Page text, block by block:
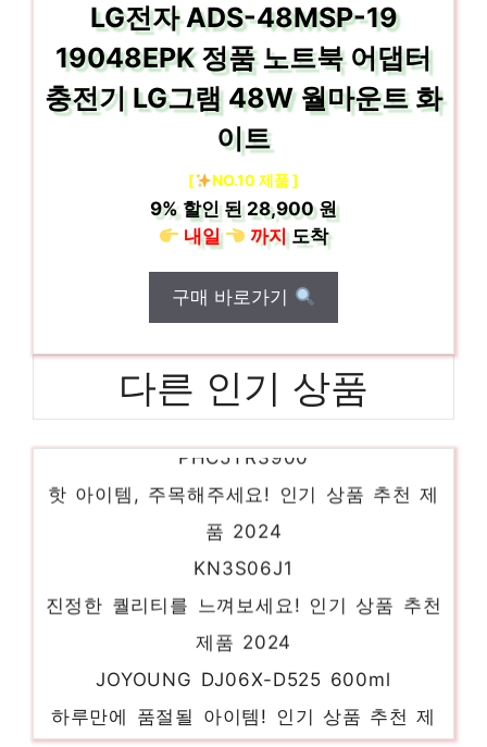
LG전자 ADS-48MSP-19
19048EPK 정품 노트북 어댑터
충전기 LG그램 48W 월마운트 화
이트
[ NO.10 제품 ]
9%할인 된28,900 원
내일
까지도착
구매 바로가기
다른 인기 상품
품 2024
KN3S06J1
제품 2024
JOYOUNG DJ06X-D525 600ml
품 2024